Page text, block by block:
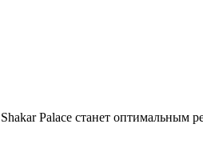
Palace станет оптимальным